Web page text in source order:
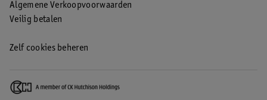
Algemene Verkoopvoorwaarden
Veilig betalen
Zelf cookies beheren